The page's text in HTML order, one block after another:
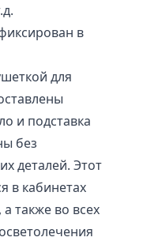
в
для
и подставка
без
деталей. Этот
в кабинетах
также во всех